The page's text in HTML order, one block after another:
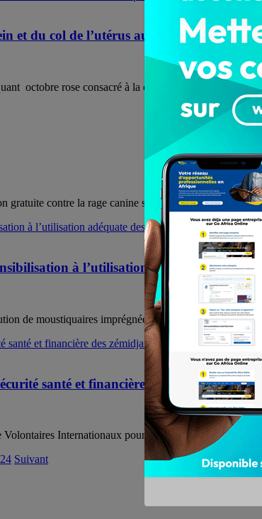
et du col de l’utérus au cœur des
octobre rose consacré à la conscientisation sur le
contre la rage canine s'est déroulée les 8 et 9
à l’utilisation adéquate des
de moustiquaires imprégnées aux ménages du
santé et financière des zémidjans
Internationaux pour la Santé en Afrique
24 Suivant